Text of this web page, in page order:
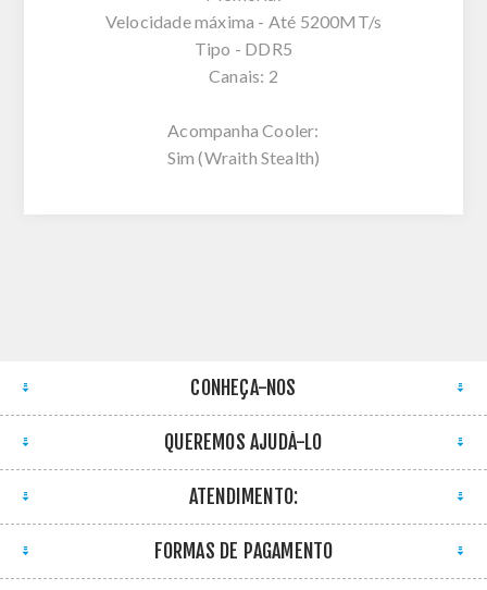
Velocidade máxima - Até 5200MT/s
Tipo - DDR5
Canais: 2
Acompanha Cooler:
Sim (Wraith Stealth)
CONHEÇA-NOS
QUEREMOS AJUDÁ-LO
ATENDIMENTO:
FORMAS DE PAGAMENTO